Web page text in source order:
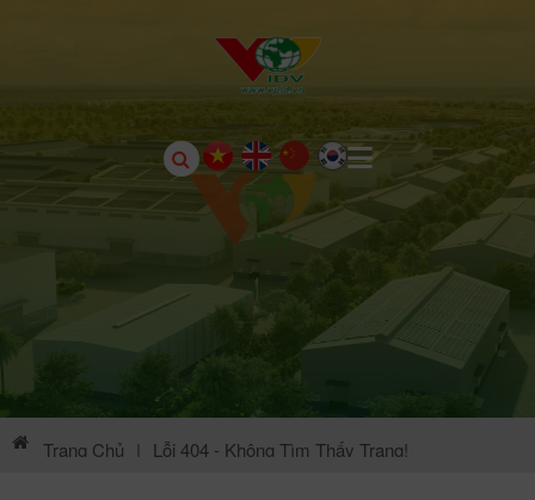
Trang Chủ | Lỗi 404 - Không Tìm Thấy Trang!